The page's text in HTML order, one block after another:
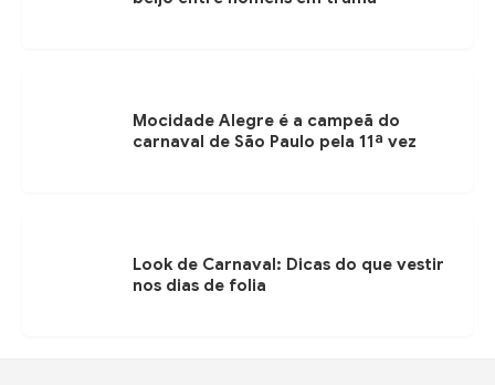
Mocidade Alegre é a campeã do
carnaval de São Paulo pela 11ª vez
Look de Carnaval: Dicas do que vestir
nos dias de folia